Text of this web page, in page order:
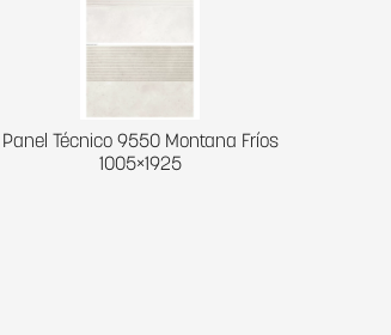
Panel Técnico 9550 Montana Fríos
1005×1925